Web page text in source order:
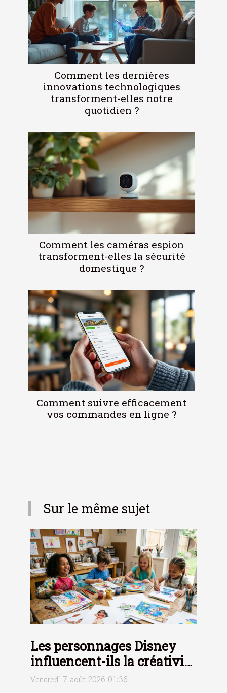
Comment les dernières
innovations technologiques
transforment-elles notre
quotidien ?
Comment les caméras espion
transforment-elles la sécurité
domestique ?
Comment suivre efficacement
vos commandes en ligne ?
Sur le même sujet
Les personnages Disney
influencent-ils la créativité
chez les petits artistes ?
Vendredi 7 août 2026 01:36